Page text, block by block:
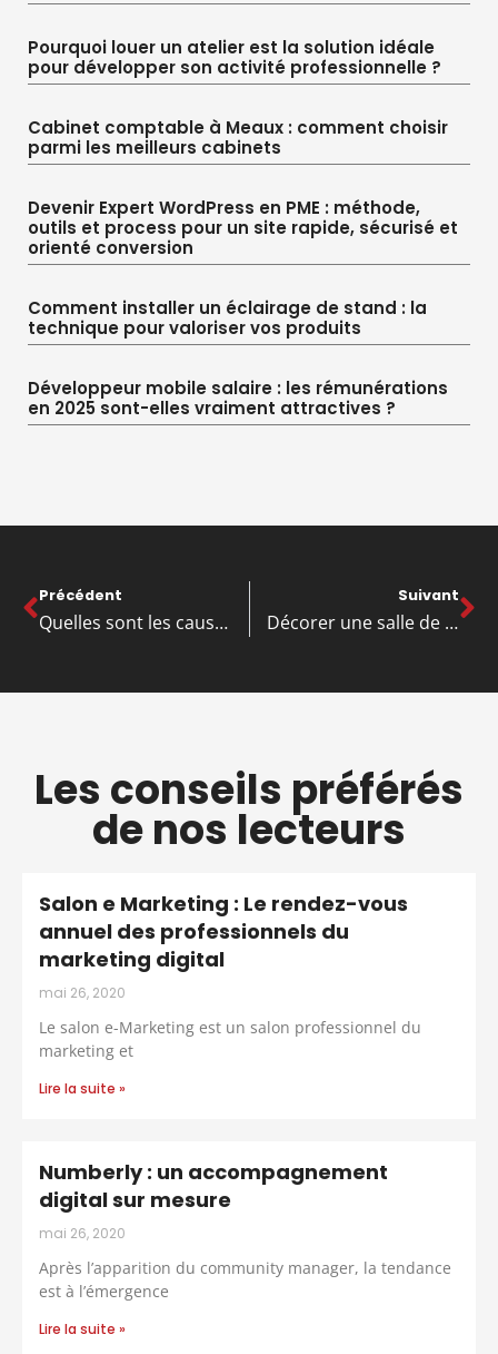
Pourquoi louer un atelier est la solution idéale
pour développer son activité professionnelle ?
Cabinet comptable à Meaux : comment choisir
parmi les meilleurs cabinets
Devenir Expert WordPress en PME : méthode,
outils et process pour un site rapide, sécurisé et
orienté conversion
Comment installer un éclairage de stand : la
technique pour valoriser vos produits
Développeur mobile salaire : les rémunérations
en 2025 sont-elles vraiment attractives ?
Précédent
Quelles sont les causes d’une liquidation de société ?
Suivant
Décorer une salle de séminaire pour égayer l’espace de travail
Les conseils préférés
de nos lecteurs
Salon e Marketing : Le rendez-vous
annuel des professionnels du
marketing digital
mai 26, 2020
Le salon e-Marketing est un salon professionnel du
marketing et
Lire la suite »
Numberly : un accompagnement
digital sur mesure
mai 26, 2020
Après l’apparition du community manager, la tendance
est à l’émergence
Lire la suite »